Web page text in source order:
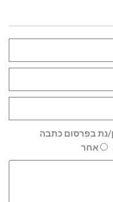
נת בפרסום כתבה
אחר